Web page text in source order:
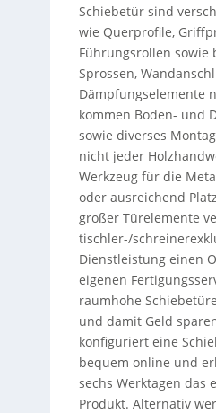
Schiebetür sind
wie Querprofile,
Führungsrollen sowie
Sprossen,
Dämpfungselemente
kommen Boden- und
sowie diverses
nicht jeder
Werkzeug für die
oder ausreichend
großer Türelemente
tischler-/
Dienstleistung einen
eigenen
raumhohe
und damit Geld
konfiguriert eine
bequem online und
sechs Werktagen das
Produkt. Alternativ